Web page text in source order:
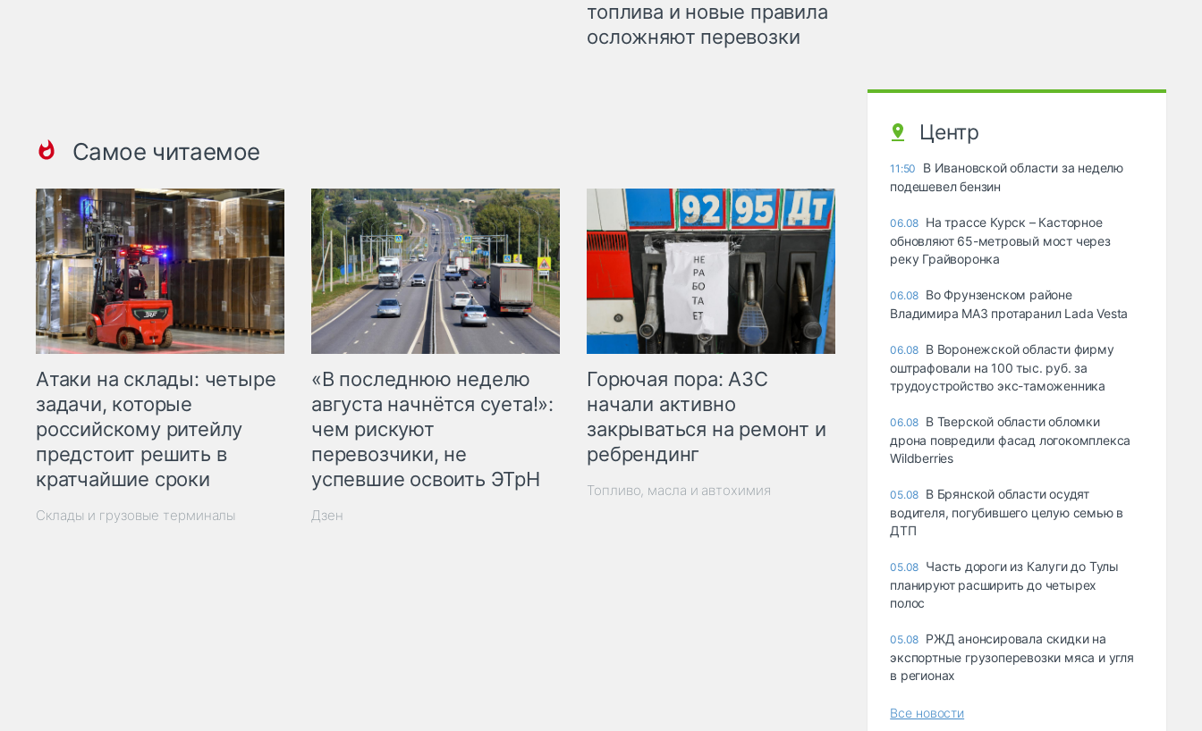
топлива и новые правила
осложняют перевозки
Самое читаемое
Атаки на склады: четыре
задачи, которые
российскому ритейлу
предстоит решить в
кратчайшие сроки
Склады и грузовые терминалы
«В последнюю неделю
августа начнётся суета!»:
чем рискуют
перевозчики, не
успевшие освоить ЭТрН
Дзен
Горючая пора: АЗС
начали активно
закрываться на ремонт и
ребрендинг
Топливо, масла и автохимия
Центр
11:50
В Ивановской области за неделю
подешевел бензин
06.08 На трассе Курск – Касторное
обновляют 65-метровый мост через
реку Грайворонка
06.08 Во Фрунзенском районе
Владимира МАЗ протаранил Lada Vesta
06.08 В Воронежской области фирму
оштрафовали на 100 тыс. руб. за
трудоустройство экс-таможенника
06.08 В Тверской области обломки
дрона повредили фасад логокомплекса
Wildberries
05.08 В Брянской области осудят
водителя, погубившего целую семью в
ДТП
05.08 Часть дороги из Калуги до Тулы
планируют расширить до четырех
полос
05.08 РЖД анонсировала скидки на
экспортные грузоперевозки мяса и угля
в регионах
Все новости